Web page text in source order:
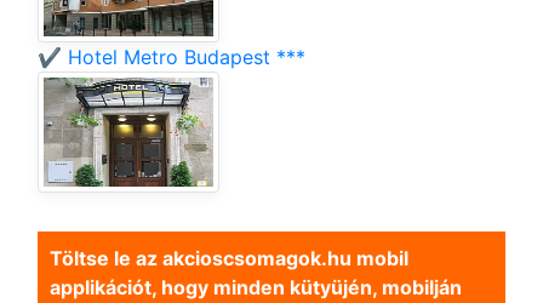
✔️ Hotel Metro Budapest ***
Töltse le az akcioscsomagok.hu mobil
applikációt, hogy minden kütyüjén, mobilján